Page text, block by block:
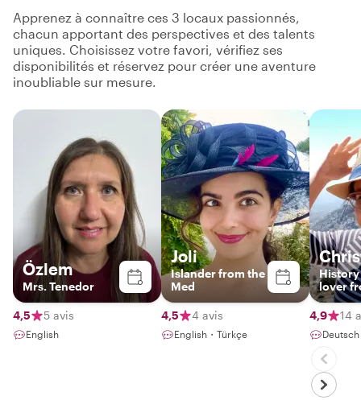
Apprenez à connaître ces 3 locaux passionnés,
chacun apportant des perspectives et des talents
uniques. Choisissez votre favori, vérifiez ses
disponibilités et réservez pour créer une aventure
inoubliable sur mesure.
Özlem
Mrs. Tenedor
4,5 5 avis
English
Joli
Islander from the
Med
4,5 4 avis
English・Türkçe
lover
Cyprus
4,9
14
Deutsch